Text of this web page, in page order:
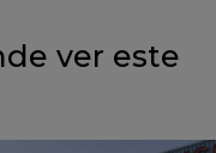
ver este